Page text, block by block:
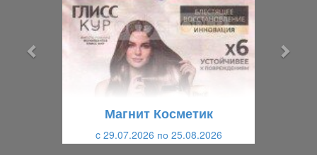
Магнит Косметик
c 29.07.2026 по 25.08.2026